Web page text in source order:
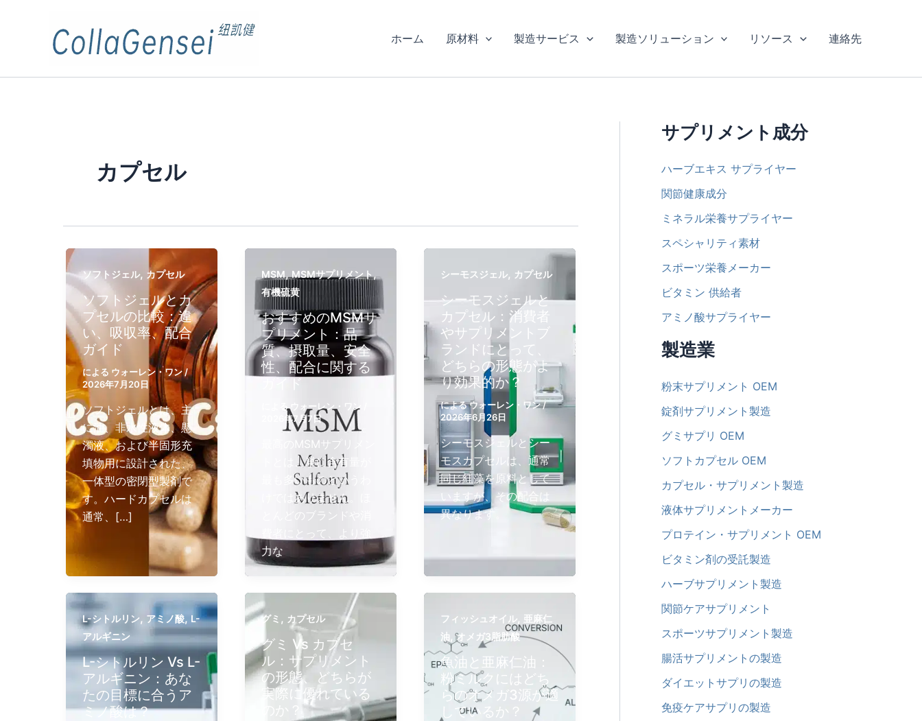
ホーム 原材料 製造サービス 製造ソリューション リソース 連絡先
カプセル
ソフトジェル, カプセル
ソフトジェルとカ
プセルの比較：違
い、吸収率、配合
ガイド
による ウォーレン・ワン /
2026年7月20日
ソフトジェルとは、主
に油、非水性液体、懸
濁液、および半固形充
填物用に設計された、
一体型の密閉型製剤で
す。ハードカプセルは
通常、[…]
MSM,MSMサプリメント,
有機硫黄
おすすめのMSMサ
プリメント：品
質、摂取量、安全
性、配合に関する
ガイド
によるウォーレン・ワン
2026年7月7日
最高のMSMサプリメン
トとは、単に含有量が
最も多いものというわ
けではありません。ほ
とんどのブランドや消
費者にとって、より強
力な
シーモスジェル, カプセル
シーモスジェルと
カプセル：消費者
やサプリメントブ
ランドにとって、
どちらの形態がよ
り効果的か？
によるウォーレン・ワン/
2026年6月26日
シーモスジェルとシー
モスカプセルは、通常
同じ紅藻を原料として
いますが、その配合は
異なります。
L-シトルリン, アミノ酸, L-
アルギニン
L-シトルリン Vs L-
アルギニン：あな
たの目標に合うア
ミノ酸は？
グミ , カプセル
グミ Vs カプセ
ル：サプリメント
の形態、どちらが
実際に優れている
のか？
フィッシュオイル, 亜麻仁
油,オメガ3脂肪酸
魚油と亜麻仁油：
粉ミルクにはどち
らのオメガ3源が適
しているか？
サプリメント成分
ハーブエキス サプライヤー
関節健康成分
ミネラル栄養サプライヤー
スペシャリティ素材
スポーツ栄養メーカー
ビタミン 供給者
アミノ酸サプライヤー
製造業
粉末サプリメント OEM
錠剤サプリメント製造
グミサプリ OEM
ソフトカプセル OEM
カプセル・サプリメント製造
液体サプリメントメーカー
プロテイン・サプリメント OEM
ビタミン剤の受託製造
ハーブサプリメント製造
関節ケアサプリメント
スポーツサプリメント製造
腸活サプリメントの製造
ダイエットサプリの製造
免疫ケアサプリの製造